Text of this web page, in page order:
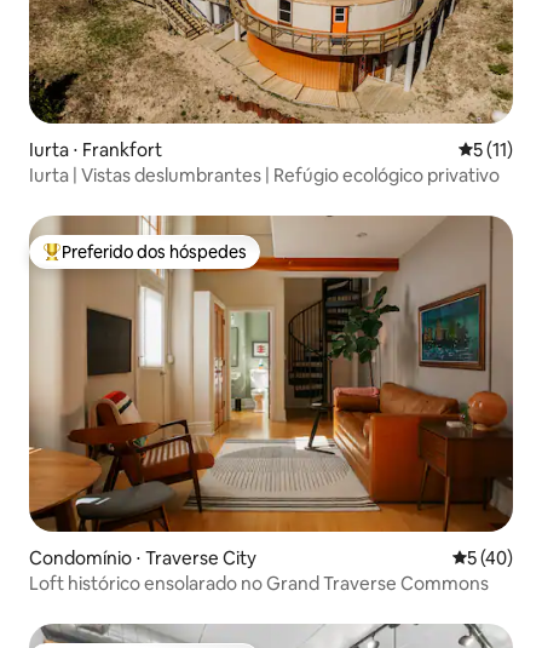
Iurta ⋅ Frankfort 5 de uma
5 (11)
Iurta | Vistas deslumbrantes | Refúgio ecológico privativo
Entre os melhores preferidos dos hóspedes
Preferido dos hóspedes
Condomínio ⋅ Traverse City 5 de uma
5 (40)
Loft histórico ensolarado no Grand Traverse Commons